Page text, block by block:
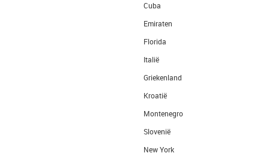
Cuba
Emiraten
Florida
Italië
Griekenland
Kroatië
Montenegro
Slovenië
New York